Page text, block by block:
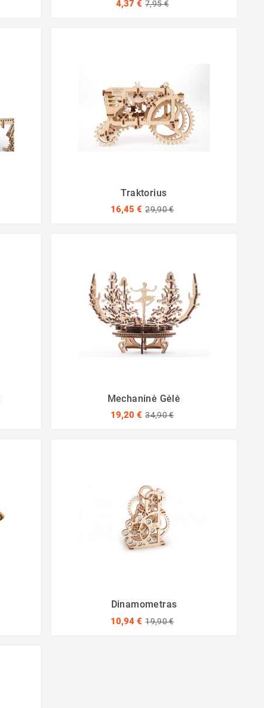
4,37 € 7,95 €
Traktorius
16,45 € 29,90 €
Mechaninė Gėlė
19,20 € 34,90 €
Dinamometras
10,94 € 19,90 €